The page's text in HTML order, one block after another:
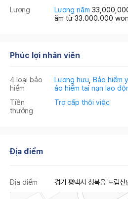
Lương
Lương năm
ăm từ 33.000.000
Phúc lợi nhân viên
4 loại bảo
hiểm
Lương hưu Bảo hiểm
ảo hiểm tai nạn lao
Tiền
thưởng
Trợ cấp thôi việc
Địa điểm
Địa điểm 경기 평택시 청북읍 드림